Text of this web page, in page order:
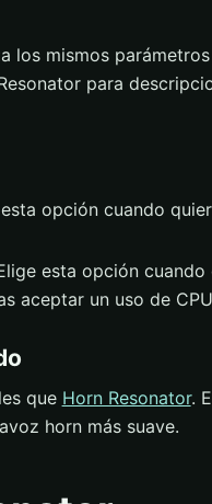
los mismos
para
opción cuando
esta opción
aceptar un uso de
que Horn Resonator.
horn más suave.